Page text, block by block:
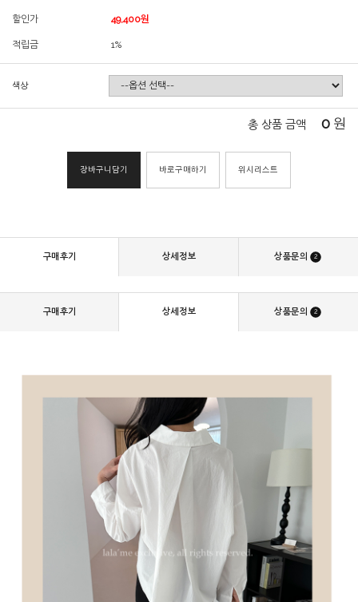
할인가 49,400원
적립금 1%
색상
총 상품 금액 0 원
장바구니담기 바로구매하기 위시리스트
구매후기 상세정보 상품문의 2
구매후기 상세정보 상품문의 2